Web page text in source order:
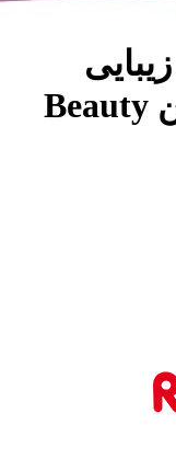
پوست و مو رویال کنین Beauty